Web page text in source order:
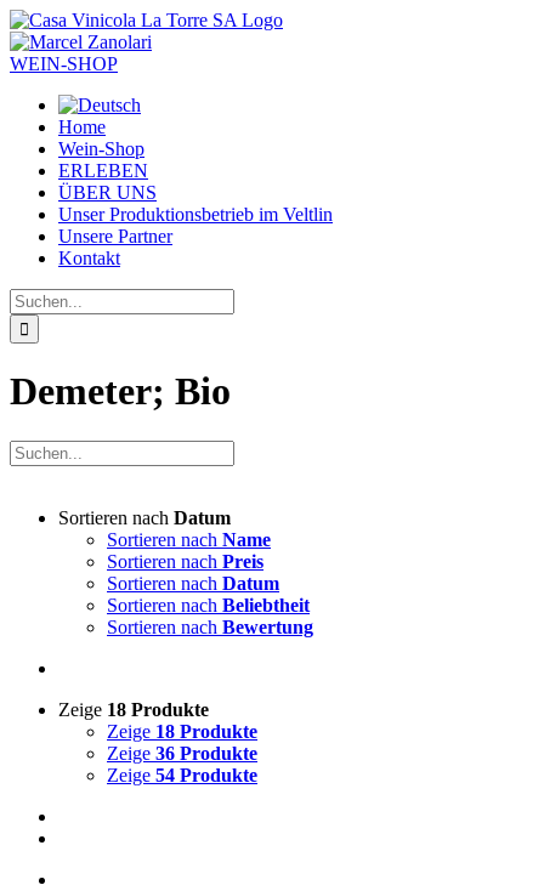
Zum
Inhalt
springen
WEIN-SHOP
Home
Wein-Shop
ERLEBEN
ÜBER UNS
Unser Produktionsbetrieb im Veltlin
Unsere Partner
Kontakt
Suche
nach:
Demeter; Bio
Sortieren nach Datum
Sortieren nach Name
Sortieren nach Preis
Sortieren nach Datum
Sortieren nach Beliebtheit
Sortieren nach Bewertung
Zeige 18 Produkte
Zeige 18 Produkte
Zeige 36 Produkte
Zeige 54 Produkte